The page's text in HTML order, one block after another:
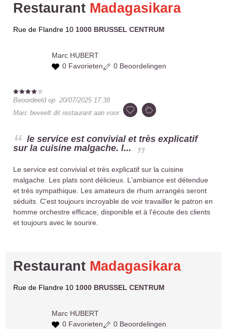
Restaurant Madagasikara
Rue de Flandre 101000 BRUSSEL CENTRUM
Marc HUBERT
0 Favorieten
0 Beoordelingen
Beoordeeld op20/07/2025 17:38
Marc beveelt dit restaurant aan voor:
le service est convivial et très explicatif
sur la cuisine malgache. l...
Le service est convivial et très explicatif sur la cuisine
malgache. Les plats sont délicieux. L'ambiance est détendue
et très sympathique. Les amateurs de rhum arrangés seront
séduits. C'est toujours incroyable de voir travailler le patron en
homme orchestre efficace, disponible et à l'écoute des clients
et toujours avec le sourire.
Restaurant Madagasikara
Rue de Flandre 10 1000 BRUSSEL CENTRUM
Marc HUBERT
0 Favorieten
0 Beoordelingen